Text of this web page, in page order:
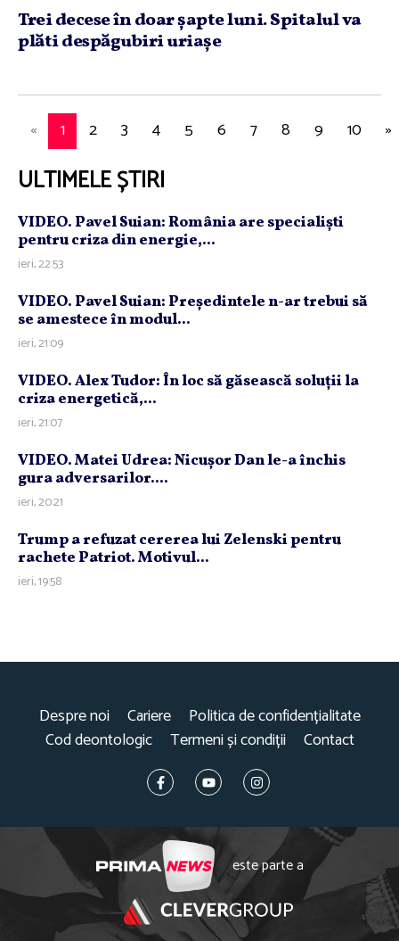
Trei decese în doar şapte luni. Spitalul va
plăti despăgubiri uriaşe
« 1 2 3 4 5 6 7 8 9 10 »
ULTIMELE ȘTIRI
VIDEO. Pavel Suian: România are specialişti
pentru criza din energie,...
ieri, 22:53
VIDEO. Pavel Suian: Preşedintele n-ar trebui să
se amestece în modul...
ieri, 21:09
VIDEO. Alex Tudor: În loc să găsească soluţii la
criza energetică,...
ieri, 21:07
VIDEO. Matei Udrea: Nicuşor Dan le-a închis
gura adversarilor....
ieri, 20:21
Trump a refuzat cererea lui Zelenski pentru
rachete Patriot. Motivul...
ieri, 19:58
Despre noi Cariere
Politica de confidențialitate
Cod deontologic
Termeni și condiții Contact
este parte a